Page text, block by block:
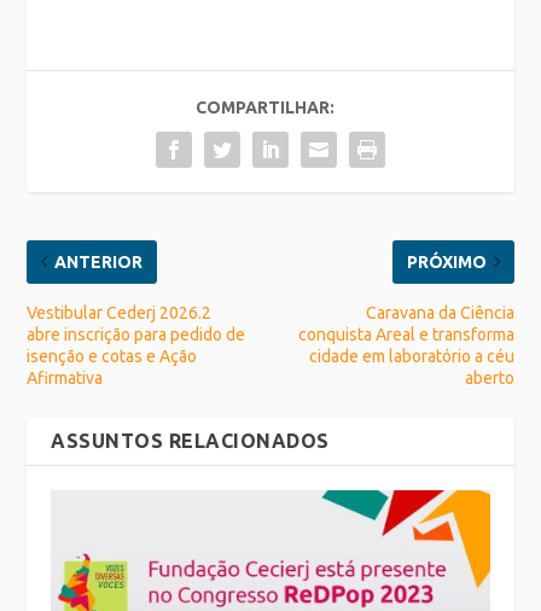
COMPARTILHAR:
ANTERIOR
Vestibular Cederj 2026.2
abre inscrição para pedido de
isenção e cotas e Ação
Afirmativa
PRÓXIMO
Caravana da Ciência
conquista Areal e transforma
cidade em laboratório a céu
aberto
ASSUNTOS RELACIONADOS